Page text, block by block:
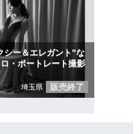
シー＆エレガント"な
・ポートレート撮影
埼玉県 販売終了